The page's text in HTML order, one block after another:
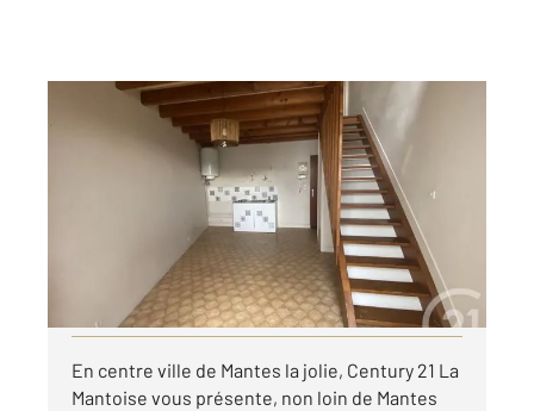
MANTES LA JOLIE 78
35,35 m
, 2 pièces
Ref : 5727
Appartement Duplex à louer
745,05 €
par mois charges comprises
Visiter le site dédié
En centre ville de Mantes la jolie, Century 21 La
Mantoise vous présente, non loin de Mantes